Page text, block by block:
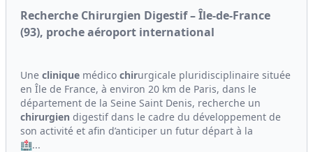
Recherche Chirurgien Digestif – Île-de-France
(93), proche aéroport international
Une clinique médico chirurgicale pluridisciplinaire située
en Île de France, à environ 20 km de Paris, dans le
département de la Seine Saint Denis, recherche un
chirurgien digestif dans le cadre du développement de
son activité et afin d’anticiper un futur départ à la
🏥...